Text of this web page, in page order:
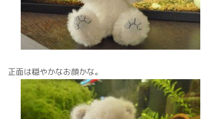
正面は穏やかなお顔かな。